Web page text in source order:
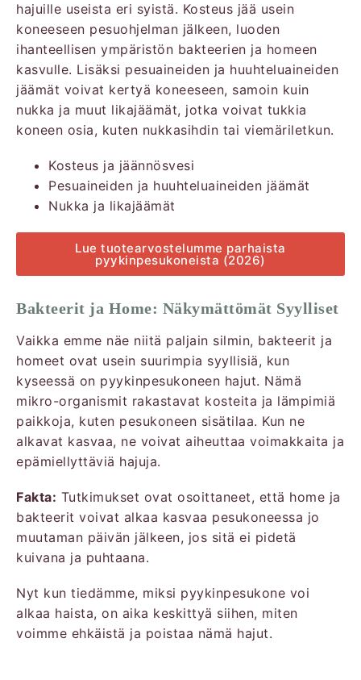
hajuille useista eri syistä. Kosteus jää usein
koneeseen pesuohjelman jälkeen, luoden
ihanteellisen ympäristön bakteerien ja homeen
kasvulle. Lisäksi pesuaineiden ja huuhteluaineiden
jäämät voivat kertyä koneeseen, samoin kuin
nukka ja muut likajäämät, jotka voivat tukkia
koneen osia, kuten nukkasihdin tai viemäriletkun.
Kosteus ja jäännösvesi
Pesuaineiden ja huuhteluaineiden jäämät
Nukka ja likajäämät
Lue tuotearvostelumme parhaista
pyykinpesukoneista (2026)
Bakteerit ja Home: Näkymättömät Syylliset
Vaikka emme näe niitä paljain silmin, bakteerit ja
homeet ovat usein suurimpia syyllisiä, kun
kyseessä on pyykinpesukoneen hajut. Nämä
mikro-organismit rakastavat kosteita ja lämpimiä
paikkoja, kuten pesukoneen sisätilaa. Kun ne
alkavat kasvaa, ne voivat aiheuttaa voimakkaita ja
epämiellyttäviä hajuja.
Fakta: Tutkimukset ovat osoittaneet, että home ja
bakteerit voivat alkaa kasvaa pesukoneessa jo
muutaman päivän jälkeen, jos sitä ei pidetä
kuivana ja puhtaana.
Nyt kun tiedämme, miksi pyykinpesukone voi
alkaa haista, on aika keskittyä siihen, miten
voimme ehkäistä ja poistaa nämä hajut.